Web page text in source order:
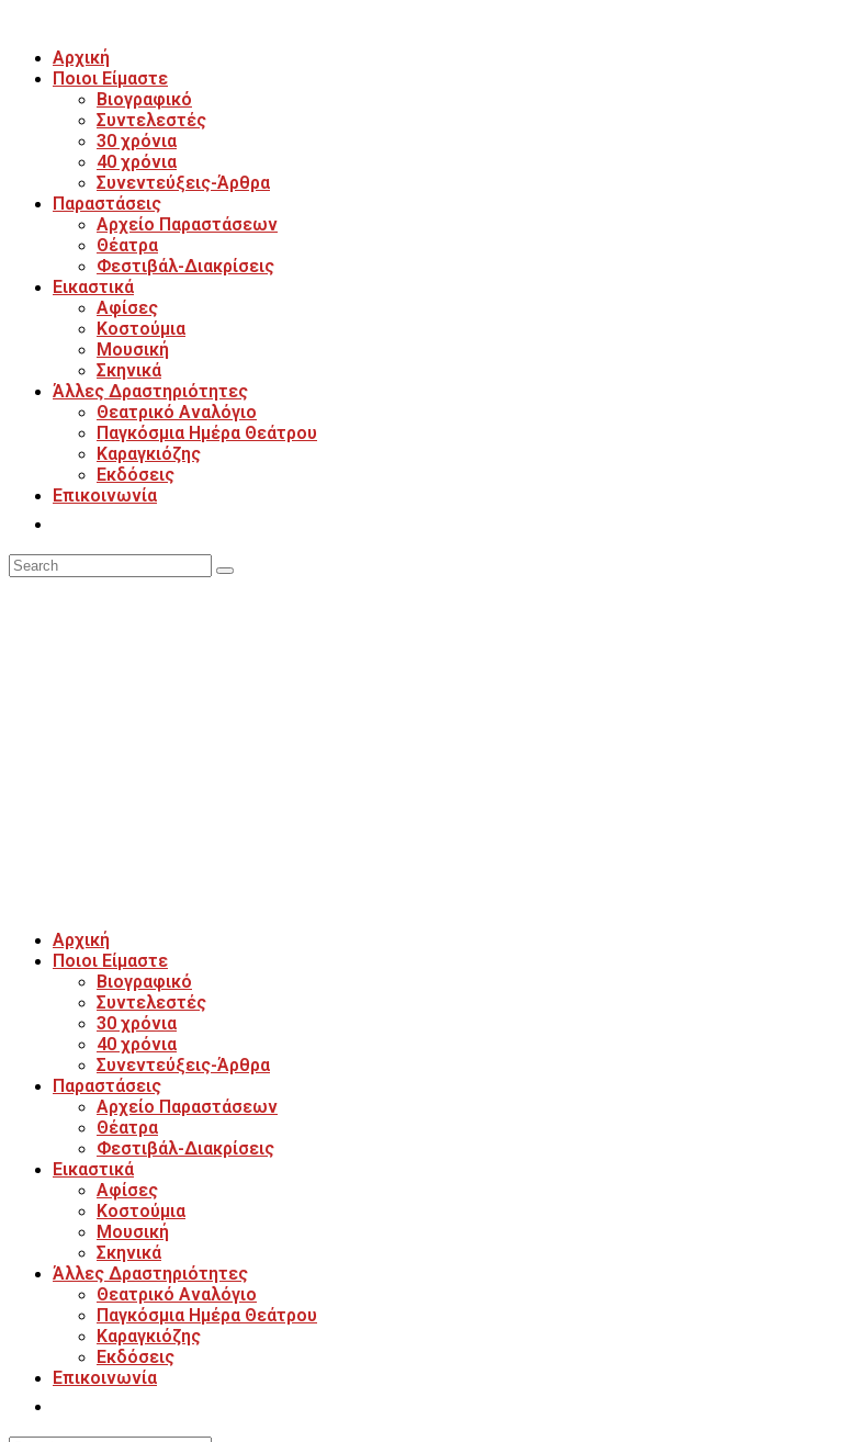
Αρχική
Ποιοι Είμαστε
Βιογραφικό
Συντελεστές
30 χρόνια
40 χρόνια
Συνεντεύξεις-Άρθρα
Παραστάσεις
Αρχείο Παραστάσεων
Θέατρα
Φεστιβάλ-Διακρίσεις
Εικαστικά
Αφίσες
Κοστούμια
Μουσική
Σκηνικά
Άλλες Δραστηριότητες
Θεατρικό Αναλόγιο
Παγκόσμια Ημέρα Θεάτρου
Καραγκιόζης
Εκδόσεις
Επικοινωνία
Αρχική
Ποιοι Είμαστε
Βιογραφικό
Συντελεστές
30 χρόνια
40 χρόνια
Συνεντεύξεις-Άρθρα
Παραστάσεις
Αρχείο Παραστάσεων
Θέατρα
Φεστιβάλ-Διακρίσεις
Εικαστικά
Αφίσες
Κοστούμια
Μουσική
Σκηνικά
Άλλες Δραστηριότητες
Θεατρικό Αναλόγιο
Παγκόσμια Ημέρα Θεάτρου
Καραγκιόζης
Εκδόσεις
Επικοινωνία